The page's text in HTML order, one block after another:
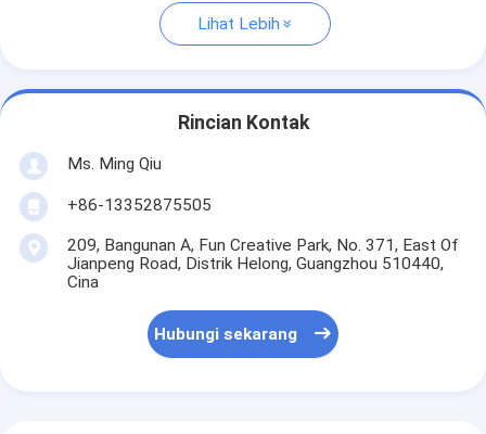
Lihat Lebih
Rincian Kontak
Ms. Ming Qiu
+86-13352875505
209, Bangunan A, Fun Creative Park, No. 371, East Of
Jianpeng Road, Distrik Helong, Guangzhou 510440,
Cina
Hubungi sekarang